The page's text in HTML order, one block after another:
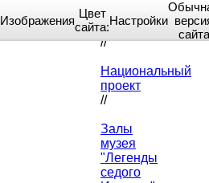
Home
//
Национальный
проект
//
Залы
музея
"Легенды
седого
Изображения
Цвет
сайта:Настройки
сайта